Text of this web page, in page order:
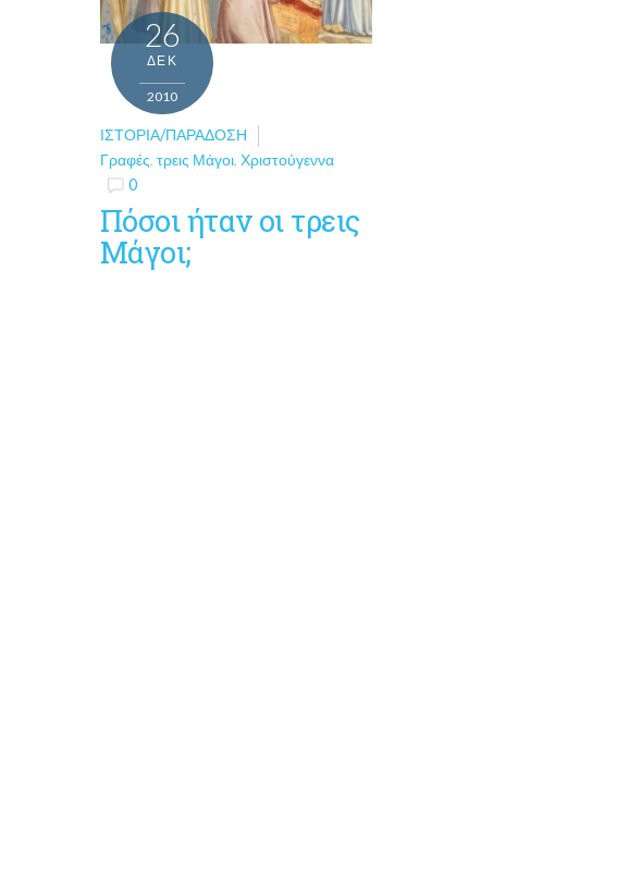
26
ΔΕΚ
2010
ΙΣΤΟΡΊΑ/ΠΑΡΆΔΟΣΗ
Γραφές, τρεις Μάγοι, Χριστούγεννα
0
Πόσοι ήταν οι τρεις
Μάγοι;